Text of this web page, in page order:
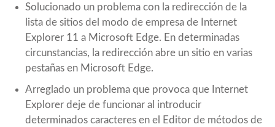
Solucionado un problema con la redirección de la
lista de sitios del modo de empresa de Internet
Explorer 11 a Microsoft Edge. En determinadas
circunstancias, la redirección abre un sitio en varias
pestañas en Microsoft Edge.
Arreglado un problema que provoca que Internet
Explorer deje de funcionar al introducir
determinados caracteres en el Editor de métodos de